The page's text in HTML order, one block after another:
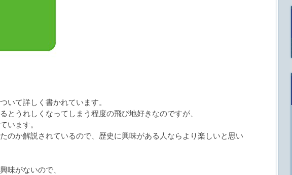
いて詳しく書かれています。
とうれしくなってしまう程度の飛び地好きなのですが、
います。
のか解説されているので、歴史に興味がある人ならより楽しいと思い
味がないので、